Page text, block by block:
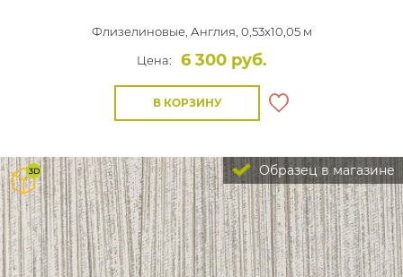
Флизелиновые, Англия, 0,53x10,05 м
Цена:
6 300 руб.
В КОРЗИНУ
Образец в магазине